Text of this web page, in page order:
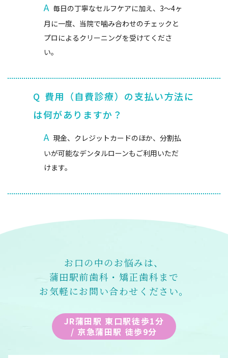
A 毎日の丁寧なセルフケアに加え、3〜4ヶ
月に一度、当院で噛み合わせのチェックと
プロによるクリーニングを受けてくださ
い。
Q 費用（自費診療）の支払い方法に
は何がありますか？
A 現金、クレジットカードのほか、分割払
いが可能なデンタルローンもご利用いただ
けます。
お口の中のお悩みは、
蒲田駅前歯科・矯正歯科まで
お気軽にお問い合わせください。
JR蒲田駅 東口駅徒歩1分
/ 京急蒲田駅 徒歩9分